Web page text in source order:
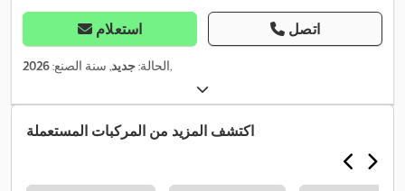
استعلام اتصل
الحالة:جديد, سنة الصنع:2026 ,
اكتشف المزيد من المركبات المستعملة